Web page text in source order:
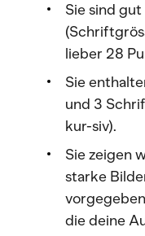
Sie sind
lieber 28
Sie
und 3
kur-siv).
Sie zeigen
starke
die deine